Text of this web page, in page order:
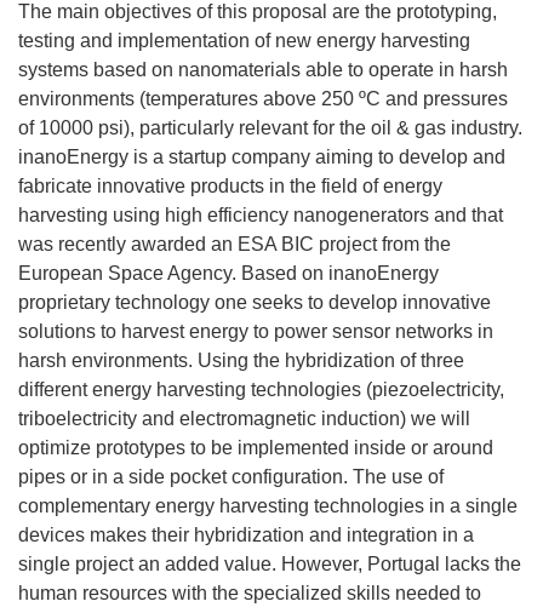
The main objectives of this proposal are the prototyping,
testing and implementation of new energy harvesting
systems based on nanomaterials able to operate in harsh
environments (temperatures above 250 ºC and pressures
of 10000 psi), particularly relevant for the oil & gas industry.
inanoEnergy is a startup company aiming to develop and
fabricate innovative products in the field of energy
harvesting using high efficiency nanogenerators and that
was recently awarded an ESA BIC project from the
European Space Agency. Based on inanoEnergy
proprietary technology one seeks to develop innovative
solutions to harvest energy to power sensor networks in
harsh environments. Using the hybridization of three
different energy harvesting technologies (piezoelectricity,
triboelectricity and electromagnetic induction) we will
optimize prototypes to be implemented inside or around
pipes or in a side pocket configuration. The use of
complementary energy harvesting technologies in a single
devices makes their hybridization and integration in a
single project an added value. However, Portugal lacks the
human resources with the specialized skills needed to